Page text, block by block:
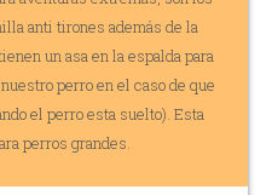
anti tirones además de la
un asa en la espalda para
perro en el caso de que
el perro esta suelto). Esta
perros grandes.